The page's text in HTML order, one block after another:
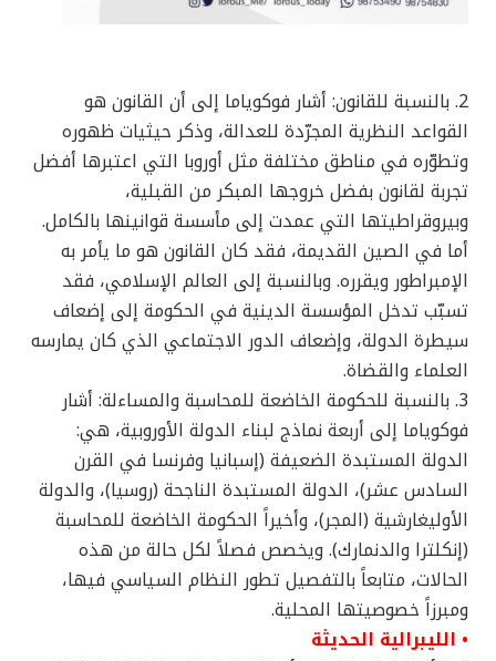
2. بالنسبة للقانون: أشار فوكوياما إلى أن القانون هو
القواعد النظرية المجرّدة للعدالة، وذكر حيثيات ظهوره
وتطوّره في مناطق مختلفة مثل أوروبا التي اعتبرها أفضل
تجربة لقانون بفضل خروجها المبكر من القبلية،
وبيروقراطيتها التي عمدت إلى مأسسة قوانينها بالكامل.
أما في الصين القديمة، فقد كان القانون هو ما يأمر به
الإمبراطور ويقرره. وبالنسبة إلى العالم الإسلامي، فقد
تسبّب تدخل المؤسسة الدينية في الحكومة إلى إضعاف
سيطرة الدولة، وإضعاف الدور الاجتماعي الذي كان يمارسه
العلماء والقضاة.
3. بالنسبة للحكومة الخاضعة للمحاسبة والمساءلة: أشار
فوكوياما إلى أربعة نماذج لبناء الدولة الأوروبية، هي:
الدولة المستبدة الضعيفة (إسبانيا وفرنسا في القرن
السادس عشر)، الدولة المستبدة الناجحة (روسيا)، والدولة
الأوليغارشية (المجر)، وأخيراً الحكومة الخاضعة للمحاسبة
(إنكلترا والدنمارك). ويخصص فصلاً لكل حالة من هذه
الحالات، متابعاً بالتفصيل تطور النظام السياسي فيها،
ومبرزاً خصوصيتها المحلية.
• الليبرالية الحديثة